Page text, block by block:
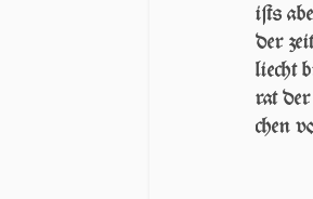
iſts
der
liecht
rat
chen